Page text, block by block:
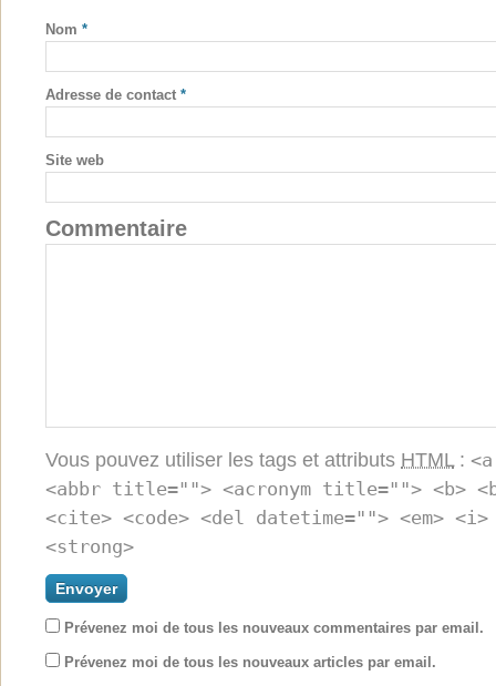
Nom *
Adresse de contact *
Site web
Commentaire
Vous pouvez utiliser les tags et attributs HTML:
<abbr title=""> <acronym title=""> <b>
<cite> <code> <del datetime=""> <em>
<strong>
Prévenez moi de tous les nouveaux commentaires par email.
Prévenez moi de tous les nouveaux articles par email.